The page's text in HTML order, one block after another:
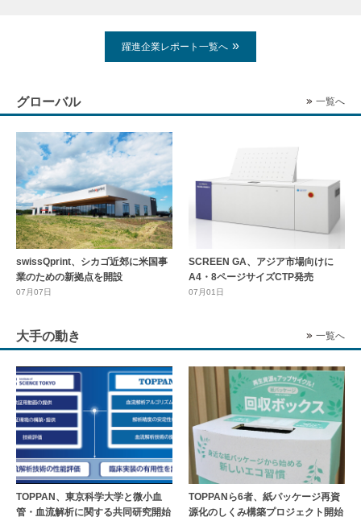
躍進企業レポート一覧へ
グローバル 一覧へ
swissQprint、シカゴ近郊に⽶国事
業のための新拠点を開設
07月07日
SCREEN GA、アジア市場向けに
A4・8ページサイズCTP発売
07月01日
大手の動き 一覧へ
TOPPAN、東京科学大学と微小血
管・血流解析に関する共同研究開始
TOPPANら6者、紙パッケージ再資
源化のしくみ構築プロジェクト開始